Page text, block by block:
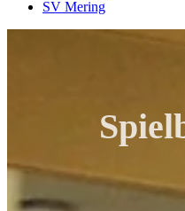
SV Mering